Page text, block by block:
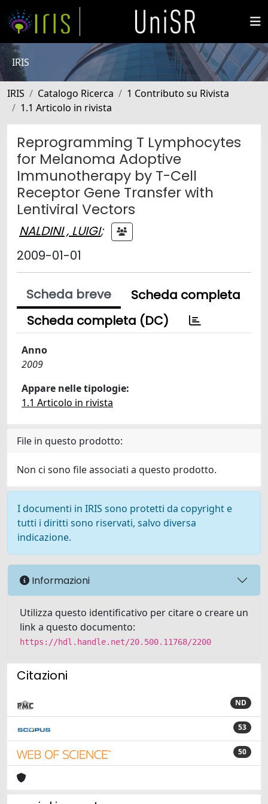
IRIS
IRIS Catalogo Ricerca
1 Contributo su Rivista
1.1 Articolo in rivista
Reprogramming T Lymphocytes
for Melanoma Adoptive
Immunotherapy by T-Cell
Receptor Gene Transfer with
Lentiviral Vectors
NALDINI , LUIGI;
2009-01-01
Scheda breve
Scheda completa
Scheda completa (DC)
Anno
2009
Appare nelle tipologie:
1.1 Articolo in rivista
File in questo prodotto:
Non ci sono file associati a questo prodotto.
I documenti in IRIS sono protetti da copyright e
tutti i diritti sono riservati, salvo diversa
indicazione.
Informazioni
Utilizza questo identificativo per citare o creare un
link a questo documento:
https://hdl.handle.net/20.500.11768/2200
Citazioni
ND
53
50